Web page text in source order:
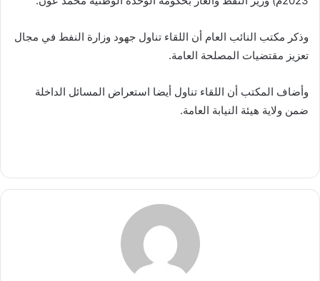
وذكر مكتب النائب العام أن اللقاء تناول جهود وزارة النفط في مجال
تعزيز مقتضيات المصلحة العامة.
وأضاف المكتب أن اللقاء تناول أيضا استعراض المسائل الداخلة
ضمن ولاية هيئة النيابة العامة.